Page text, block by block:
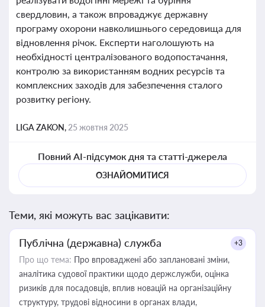
свердловин, а також впроваджує державну
програму охорони навколишнього середовища для
відновлення річок. Експерти наголошують на
необхідності централізованого водопостачання,
контролю за використанням водних ресурсів та
комплексних заходів для забезпечення сталого
розвитку регіону.
LIGA ZAKON, 25 жовтня 2025
Повний AI-підсумок дня та статті-джерела
ОЗНАЙОМИТИСЯ
Теми, які можуть вас зацікавити:
Публічна (державна) служба +3
Про що тема: Про впроваджені або заплановані зміни,
аналітика судової практики щодо держслужби, оцінка
ризиків для посадовців, вплив новацій на організаційну
структуру, трудові відносини в органах влади,